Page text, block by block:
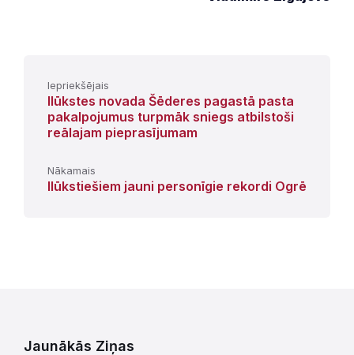
Iepriekšējais
Ilūkstes novada Šēderes pagastā pasta
pakalpojumus turpmāk sniegs atbilstoši
reālajam pieprasījumam
Nākamais
Ilūkstiešiem jauni personīgie rekordi Ogrē
Jaunākās Ziņas